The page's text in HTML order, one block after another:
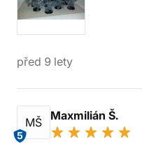
před 9 lety
MŠ
5
Maxmilián Š.